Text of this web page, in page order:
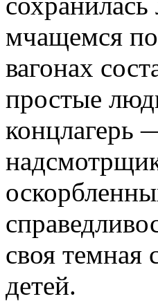
мчащемся по
вагонах
простые
концлагерь
своя темная
детей.